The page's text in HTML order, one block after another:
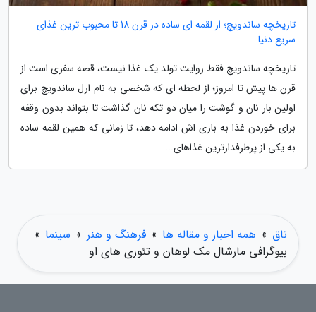
تاریخچه ساندویچ؛ از لقمه ای ساده در قرن 18 تا محبوب ترین غذای
سریع دنیا
تاریخچه ساندویچ فقط روایت تولد یک غذا نیست، قصه سفری است از
قرن ها پیش تا امروز؛ از لحظه ای که شخصی به نام ارل ساندویچ برای
اولین بار نان و گوشت را میان دو تکه نان گذاشت تا بتواند بدون وقفه
برای خوردن غذا به بازی اش ادامه دهد، تا زمانی که همین لقمه ساده
به یکی از پرطرفدارترین غذاهای...
ناق » همه اخبار و مقاله ها » فرهنگ و هنر » سینما »
بیوگرافی مارشال مک لوهان و تئوری های او